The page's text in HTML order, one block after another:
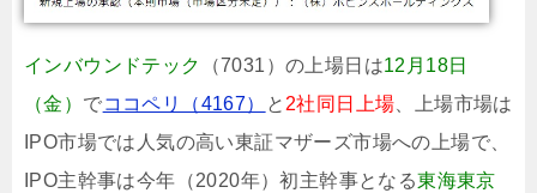
インバウンドテック （7031）の上場日は12月18日
（金） でココペリ（4167） と 2社同日上場 、上場市場は
IPO市場では人気の高い東証マザーズ市場への上場で、
IPO主幹事は今年（2020年）初主幹事となる東海東京